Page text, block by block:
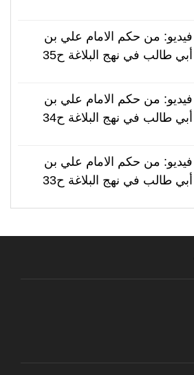
فيديو: من حكم الامام علي بن
أبي طالب في نهج البلاغة ح35
فيديو: من حكم الامام علي بن
أبي طالب في نهج البلاغة ح34
فيديو: من حكم الامام علي بن
أبي طالب في نهج البلاغة ح33